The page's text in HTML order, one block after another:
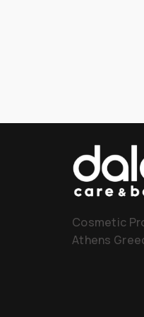
Cosmetic
Athens